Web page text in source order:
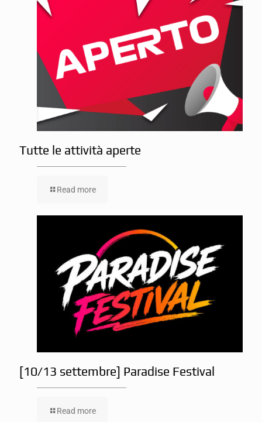
Tutte le attività aperte
Read more
[10/13 settembre] Paradise Festival
Read more